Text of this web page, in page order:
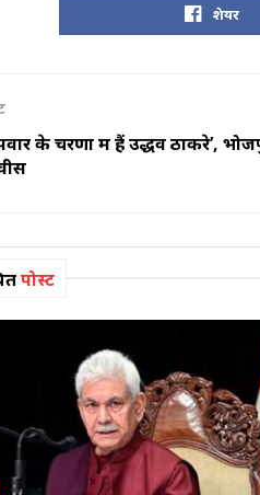
शेयर
के चरणों में हैं उद्धव ठाकरे’,
पोस्ट